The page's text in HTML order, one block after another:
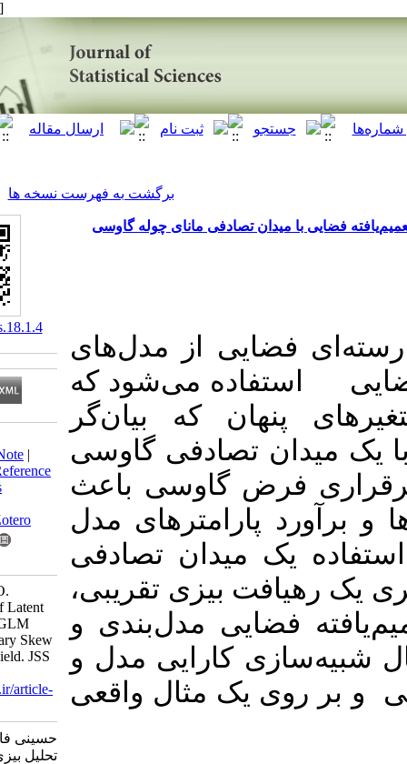
برگشت به فهرست نسخه ها
تصادفی مانای چوله گاوسی
از مدل‌های
می‌شود که
که بیان‌گر
تصادفی گاوسی
گاوسی باعث
پارامترهای مدل
میدان تصادفی
بیزی تقریبی،
مدل‌بندی و
کارایی مدل و
یک مثال واقعی
Download citation:
BibTeX
RIS |EndNote|
Medlars
Reference
RefWorks
Send citation to:
Mendeley
Zotero
Hosseini F, Karimi O.
Bayesian Analysis of Latent
Variables in Spatial GLM
Models with Stationary Skew
Gaussian Random Field. JSS
2024; 18 (1) :57-72
URL:http://jss.irstat.ir/article-
1-876-fa.html
حسینی فاطمه، کریمی امید.
تحلیل بیزی متغیرهای پنهان